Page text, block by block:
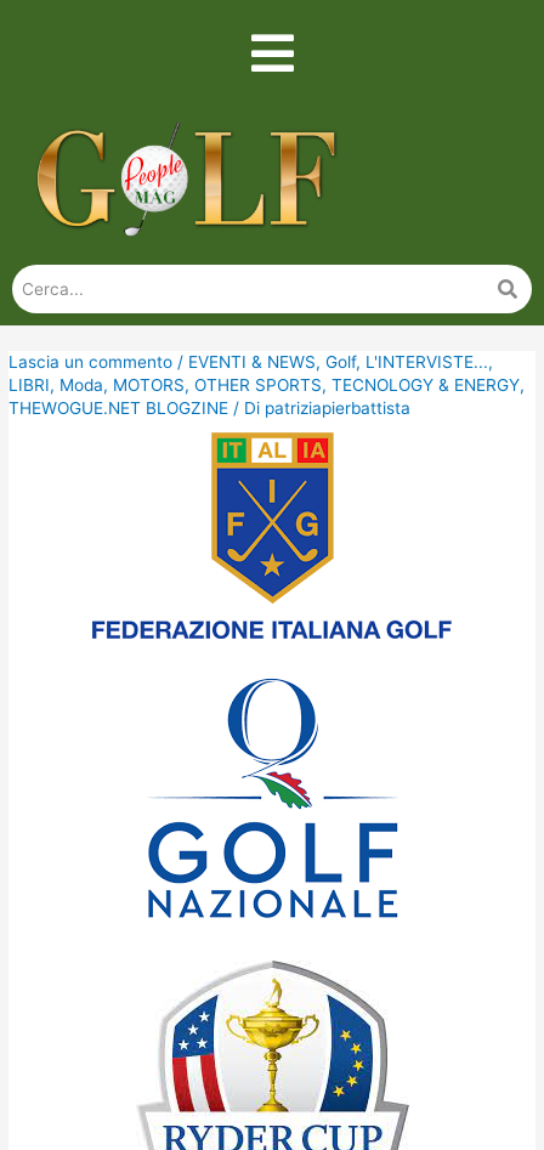
Lascia un commento / EVENTI & NEWS,Golf, L'INTERVISTE...,
LIBRI, Moda, MOTORS,OTHER SPORTS,TECNOLOGY & ENERGY,
THEWOGUE.NET BLOGZINE / Di patriziapierbattista